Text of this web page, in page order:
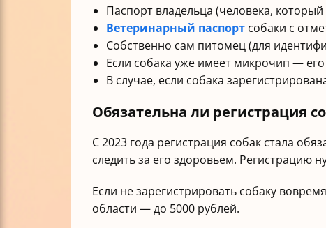
Паспорт владельца (человека,
Ветеринарный паспорт собаки с
Собственно сам питомец (для
Если собака уже имеет микрочип —
В случае, если собака
Обязательна ли регистрация
С 2023 года регистрация собак стала
следить за его здоровьем. Регистрацию
Если не зарегистрировать собаку
области — до 5000 рублей.